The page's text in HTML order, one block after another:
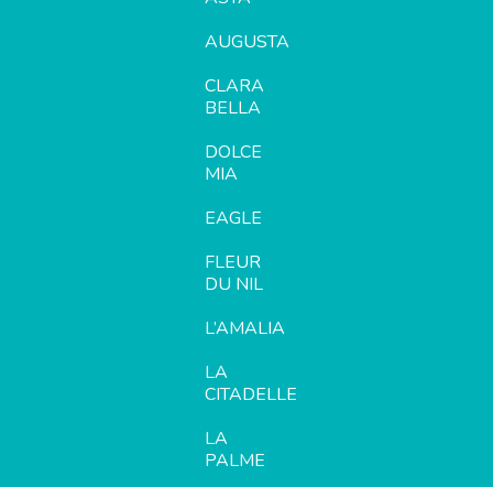
AUGUSTA
CLARA
BELLA
DOLCE
MIA
EAGLE
FLEUR
DU NIL
L’AMALIA
LA
CITADELLE
LA
PALME